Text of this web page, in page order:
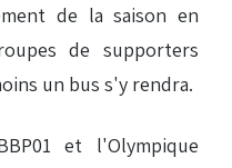
de la saison en
de supporters
un bus s'y rendra.
et l'Olympique